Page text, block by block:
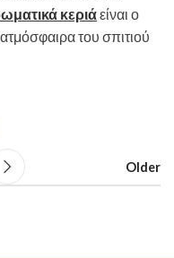
κεριάείναι ο
του σπιτιού
Older